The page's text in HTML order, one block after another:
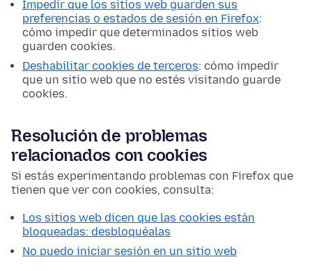
Impedir que los sitios web guarden sus
preferencias o estados de sesión en Firefox:
cómo impedir que determinados sitios web
guarden cookies.
Deshabilitar cookies de terceros: cómo impedir
que un sitio web que no estés visitando guarde
cookies.
Resolución de problemas
relacionados con cookies
Si estás experimentando problemas con Firefox que
tienen que ver con cookies, consulta:
Los sitios web dicen que las cookies están
bloqueadas: desbloquéalas
No puedo iniciar sesión en un sitio web